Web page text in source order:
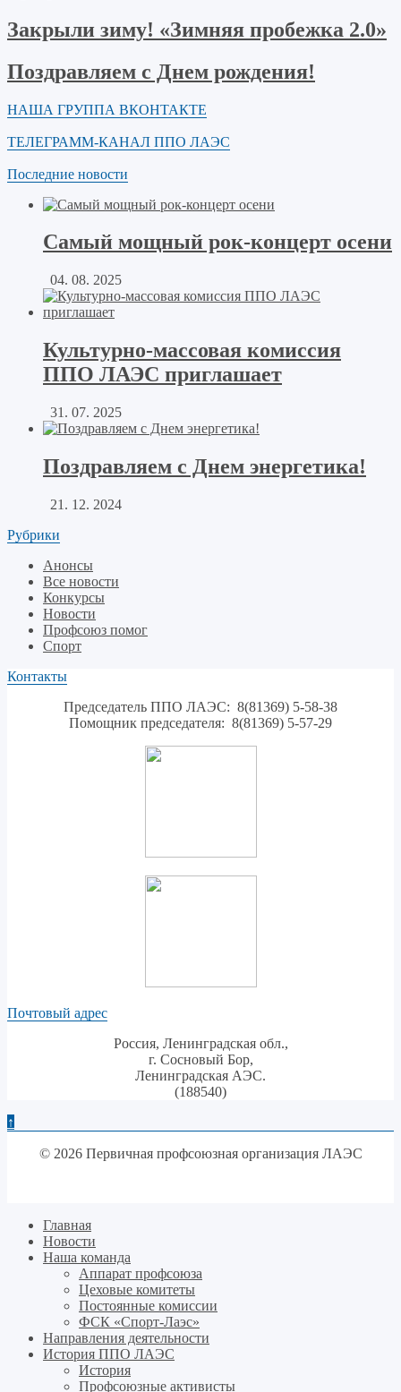
Закрыли зиму! «Зимняя пробежка 2.0»
Поздравляем с Днем рождения!
НАША ГРУППА ВКОНТАКТЕ
ТЕЛЕГРАММ-КАНАЛ ППО ЛАЭС
Последние новости
Самый мощный рок-концерт осени
04. 08. 2025
Культурно-массовая комиссия
ППО ЛАЭС приглашает
31. 07. 2025
Поздравляем с Днем энергетика!
21. 12. 2024
Рубрики
Анонсы
Все новости
Конкурсы
Новости
Профсоюз помог
Спорт
Контакты
Председатель ППО ЛАЭС: 8(81369) 5-58-38
Помощник председателя: 8(81369) 5-57-29
Почтовый адрес
Россия, Ленинградская обл.,
г. Сосновый Бор,
Ленинградская АЭС.
(188540)
↑
© 2026 Первичная профсоюзная организация ЛАЭС
Главная
Новости
Наша команда
Аппарат профсоюза
Цеховые комитеты
Постоянные комиссии
ФСК «Спорт-Лаэс»
Направления деятельности
История ППО ЛАЭС
История
Профсоюзные активисты